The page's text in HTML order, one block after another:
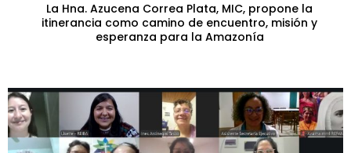
La Hna. Azucena Correa Plata, MIC, propone la
itinerancia como camino de encuentro, misión y
esperanza para la Amazonía